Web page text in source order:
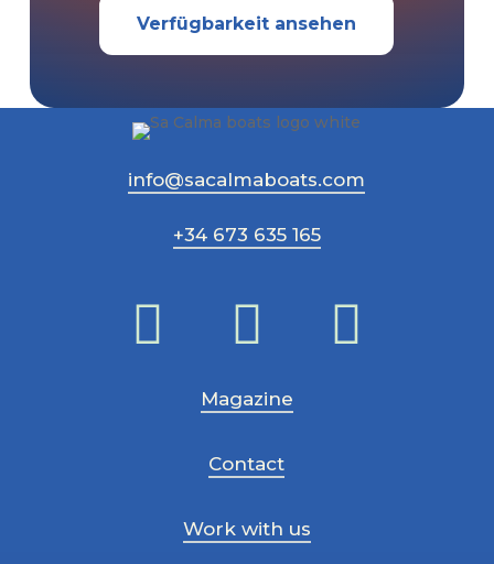
Verfügbarkeit ansehen
info@sacalmaboats.com
+34 673 635 165
Magazine
Contact
Work with us